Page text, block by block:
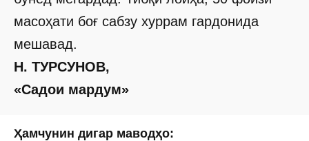
масоҳати боғ сабзу хуррам гардонида
мешавад.
Н. ТУРСУНОВ,
«Садои мардум»
Ҳамчунин дигар маводҳо: